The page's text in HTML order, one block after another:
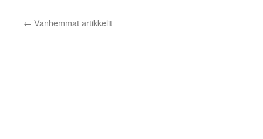
← Vanhemmat artikkelit